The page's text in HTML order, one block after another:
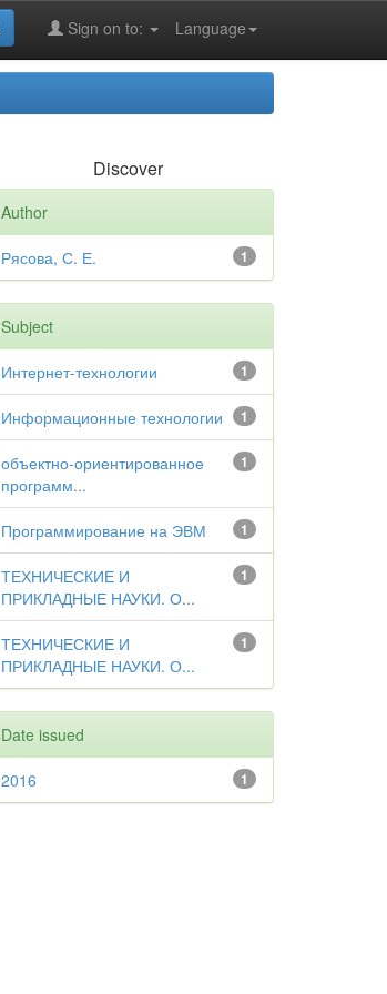
Language
Sign on to:
Discover
Author
1
Рясова, С. Е.
Subject
1
Интернет-технологии
1
Информационные технологии
1
объектно-ориентированное
программ...
1
Программирование на ЭВМ
1
ТЕХНИЧЕСКИЕ И
ПРИКЛАДНЫЕ НАУКИ. О...
1
ТЕХНИЧЕСКИЕ И
ПРИКЛАДНЫЕ НАУКИ. О...
Date issued
1
2016